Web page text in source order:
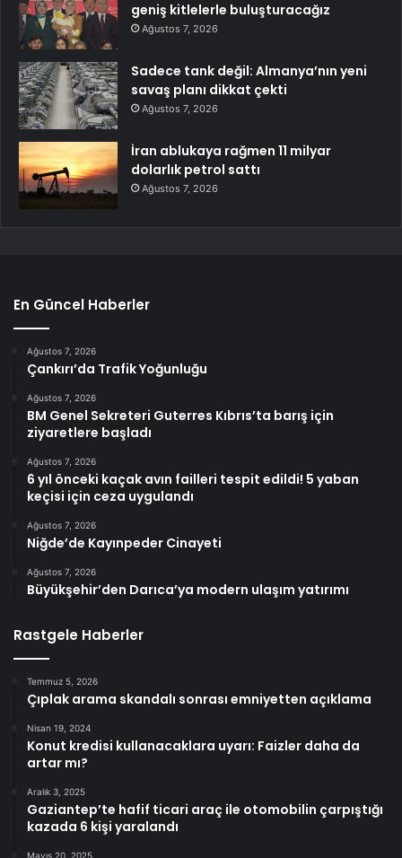
geniş kitlelerle buluşturacağız
Ağustos 7, 2026
Sadece tank değil: Almanya’nın yeni
savaş planı dikkat çekti
Ağustos 7, 2026
İran ablukaya rağmen 11 milyar
dolarlık petrol sattı
Ağustos 7, 2026
En Güncel Haberler
Ağustos 7, 2026
Çankırı’da Trafik Yoğunluğu
Ağustos 7, 2026
BM Genel Sekreteri Guterres Kıbrıs’ta barış için
ziyaretlere başladı
Ağustos 7, 2026
6 yıl önceki kaçak avın failleri tespit edildi! 5 yaban
keçisi için ceza uygulandı
Ağustos 7, 2026
Niğde’de Kayınpeder Cinayeti
Ağustos 7, 2026
Büyükşehir’den Darıca’ya modern ulaşım yatırımı
Rastgele Haberler
Temmuz 5, 2026
Çıplak arama skandalı sonrası emniyetten açıklama
Nisan 19, 2024
Konut kredisi kullanacaklara uyarı: Faizler daha da
artar mı?
Aralık 3, 2025
Gaziantep’te hafif ticari araç ile otomobilin çarpıştığı
kazada 6 kişi yaralandı
Mayıs 20, 2025